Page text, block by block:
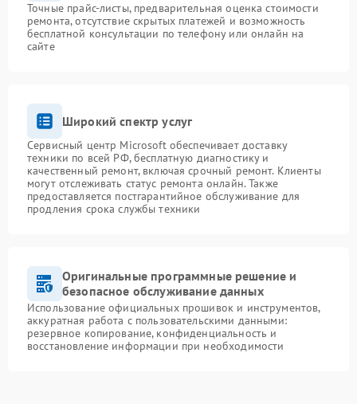
Точные прайс-листы, предварительная оценка стоимости
ремонта, отсутствие скрытых платежей и возможность
бесплатной консультации по телефону или онлайн на
сайте
Широкий спектр услуг
Сервисный центр Microsoft обеспечивает доставку
техники по всей РФ, бесплатную диагностику и
качественный ремонт, включая срочный ремонт. Клиенты
могут отслеживать статус ремонта онлайн. Также
предоставляется постгарантийное обслуживание для
продления срока службы техники
Оригинальные программные решение и
безопасное обслуживание данных
Использование официальных прошивок и инструментов,
аккуратная работа с пользовательскими данными:
резервное копирование, конфиденциальность и
восстановление информации при необходимости